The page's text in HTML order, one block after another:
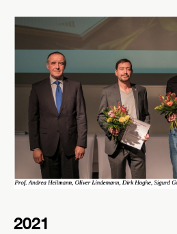
2021